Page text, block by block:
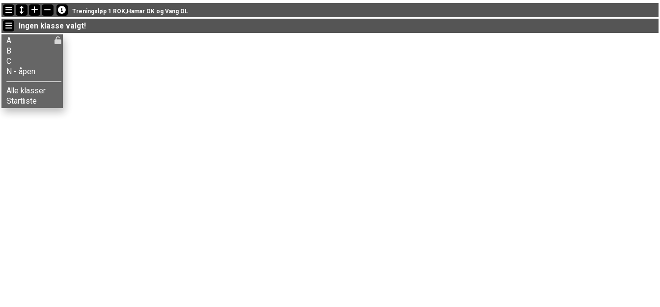
Siste oppdateringer
15:42:59: Hans P. Jevanord (C) kom i mål med tiden 24:17 (4)
19:21:40: Berit Røste (
19:15:58: Gunnhild Ljones (B) kom i mål med tiden 35:06 (27)
Treningsløp 1 ROK,Hamar OK og Vang OL
Ingen klasse valgt!
A
B
C
N - åpen
Alle klasser
Startliste